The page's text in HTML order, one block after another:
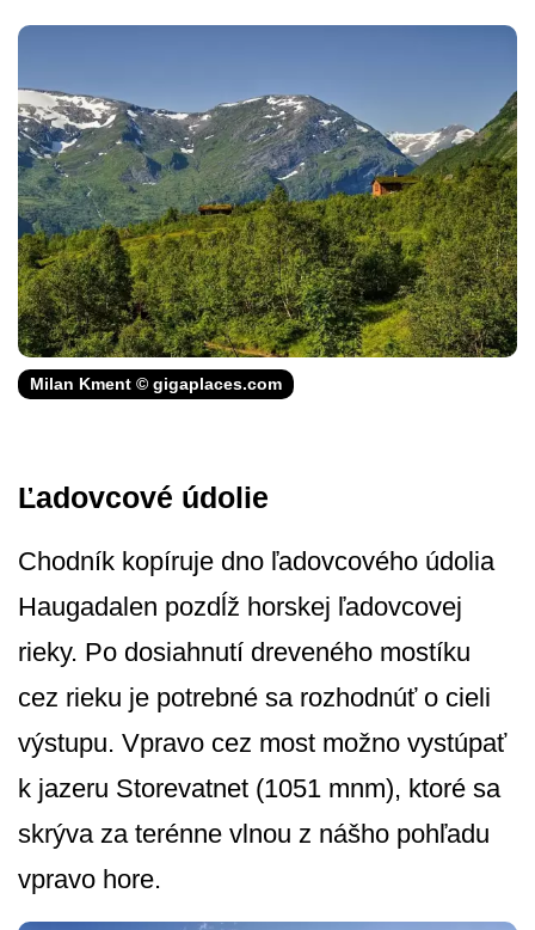
Milan Kment © gigaplaces.com
Ľadovcové údolie
Chodník kopíruje dno ľadovcového údolia
Haugadalen pozdĺž horskej ľadovcovej
rieky. Po dosiahnutí dreveného mostíku
cez rieku je potrebné sa rozhodnúť o cieli
výstupu. Vpravo cez most možno vystúpať
k jazeru Storevatnet (1051 mnm), ktoré sa
skrýva za terénne vlnou z nášho pohľadu
vpravo hore.